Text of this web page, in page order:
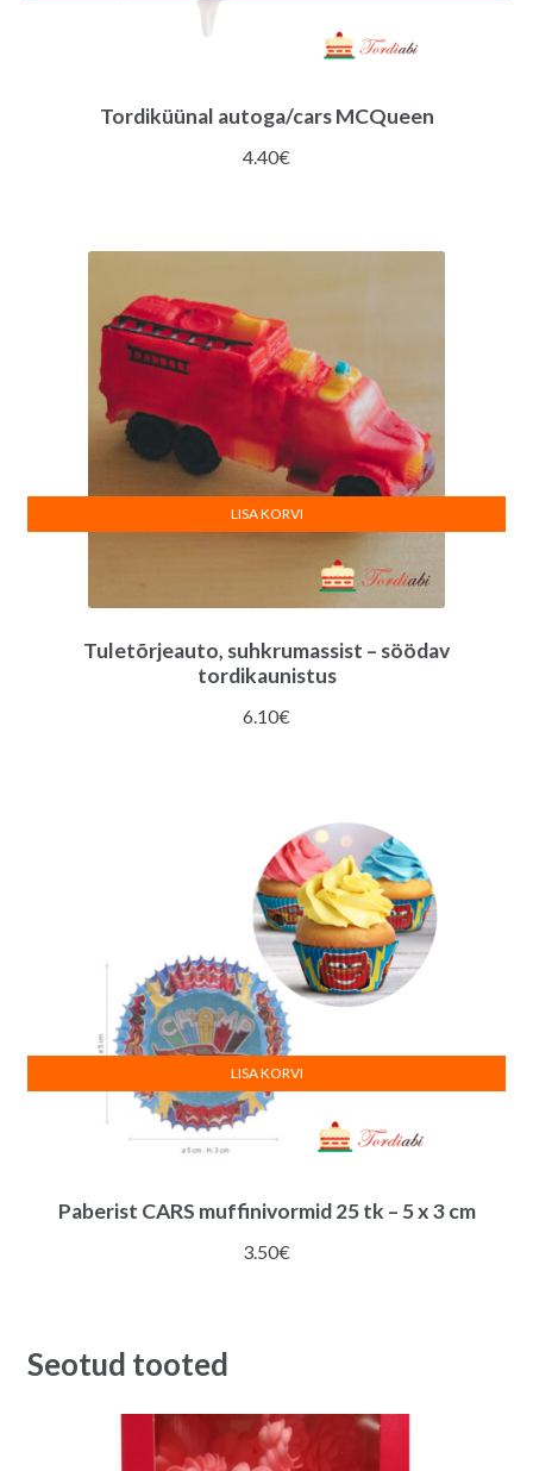
Tordiküünal autoga/cars MCQueen
4.40€
Tuletõrjeauto, suhkrumassist – söödav
tordikaunistus
6.10€
LISA KORVI
Paberist CARS muffinivormid 25 tk – 5 x 3 cm
3.50€
LISA KORVI
Seotud tooted